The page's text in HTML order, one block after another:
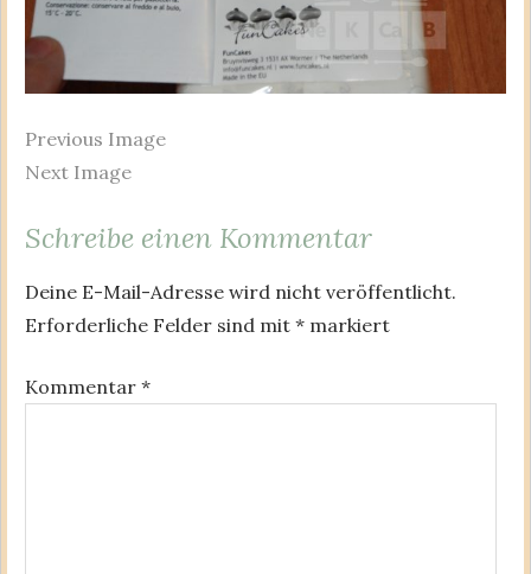
Previous Image
Next Image
Schreibe einen Kommentar
Deine E-Mail-Adresse wird nicht veröffentlicht.
Erforderliche Felder sind mit * markiert
Kommentar *